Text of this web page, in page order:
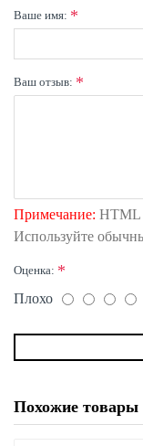
Ваше имя:
Ваш отзыв:
Примечание: HTML
Используйте
Оценка:
Плохо
Похожие товары